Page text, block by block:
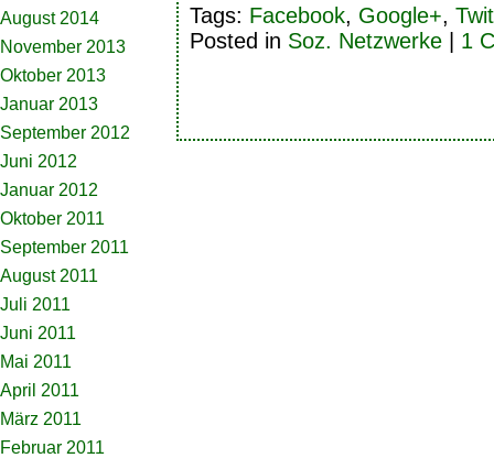
August 2014
November 2013
Oktober 2013
Januar 2013
September 2012
Juni 2012
Januar 2012
Oktober 2011
September 2011
August 2011
Juli 2011
Juni 2011
Mai 2011
April 2011
März 2011
Februar 2011
Tags: Facebook, Google+,
Posted in Soz. Netzwerke 1